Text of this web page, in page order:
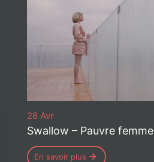
28 Avr
Swallow – Pauvre femme
En savoir plus